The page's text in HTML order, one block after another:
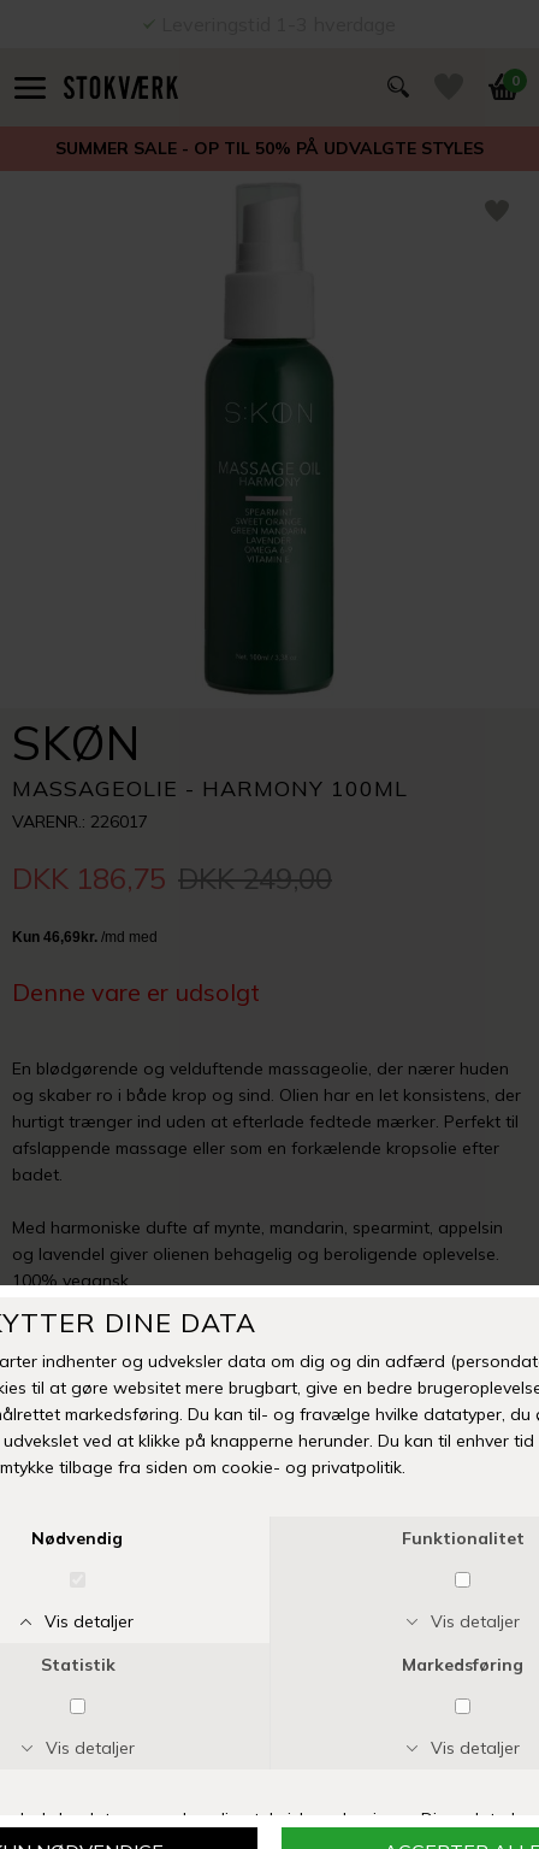
0
SUMMER SALE - OP TIL 50% PÅ UDVALGTE STYLES
SKØN
MASSAGEOLIE - HARMONY 100ML
VARENR.: 226017
DKK 249,00
DKK 186,75
Denne vare er udsolgt
En blødgørende og velduftende massageolie, der nærer huden
og skaber ro i både krop og sind. Olien har en let konsistens, der
hurtigt trænger ind uden at efterlade fedtede mærker. Perfekt til
afslappende massage eller som en forkælende kropsolie efter
badet.
Med harmoniske dufte af mynte, mandarin, spearmint, appelsin
og lavendel giver olienen behagelig og beroligende oplevelse.
100% vegansk
Mangler din størrelse eller er varen udsolgt? Klik her
TILFØJ TIL ØNSKESKYEN
Fri fragt over 399 kr Levering 1-3 hverdage 14 dages fuld returret